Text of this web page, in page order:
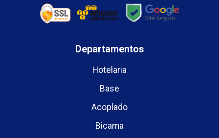
Departamentos
Hotelaria
Base
Acoplado
Bicama